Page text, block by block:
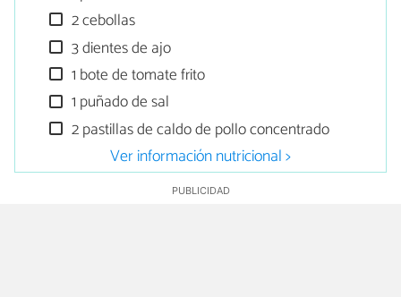
2 cebollas
3 dientes de ajo
1 bote de tomate frito
1 puñado de sal
2 pastillas de caldo de pollo concentrado
Ver información nutricional >